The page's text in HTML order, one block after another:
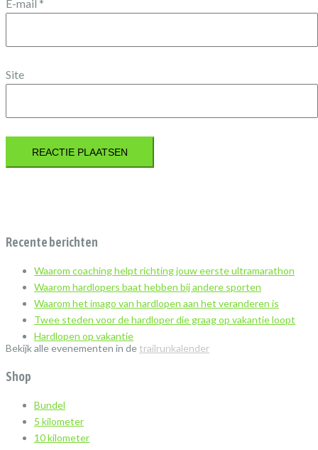
E-mail *
Site
Recente berichten
Waarom coaching helpt richting jouw eerste ultramarathon
Waarom hardlopers baat hebben bij andere sporten
Waarom het imago van hardlopen aan het veranderen is
Twee steden voor de hardloper die graag op vakantie loopt
Hardlopen op vakantie
Bekijk alle evenementen in de trailrunkalender
Shop
Bundel
5 kilometer
10 kilometer